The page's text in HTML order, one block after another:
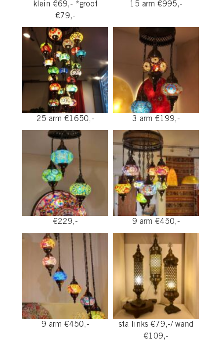
klein €69,- *groot
€79,-
15 arm €995,-
25 arm €1650,- 3 arm €199,-
€229,- 9 arm €450,-
9 arm €450,-
sta links €79,-/ wand
€109,-